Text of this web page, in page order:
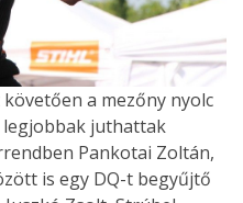
a mezőny nyolc
legjobbak juthattak
Pankotai Zoltán,
is egy DQ-t begyűjtő